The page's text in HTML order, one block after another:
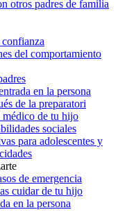
otros padres de familia
confianza
del comportamiento
en la persona
de la preparatori
de tu hijo
sociales
para adolescentes y
de emergencia
cuidar de tu hijo
en la persona